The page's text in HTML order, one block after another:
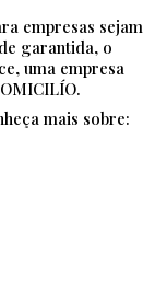
empresas sejam
garantida, o
uma empresa
mais sobre: